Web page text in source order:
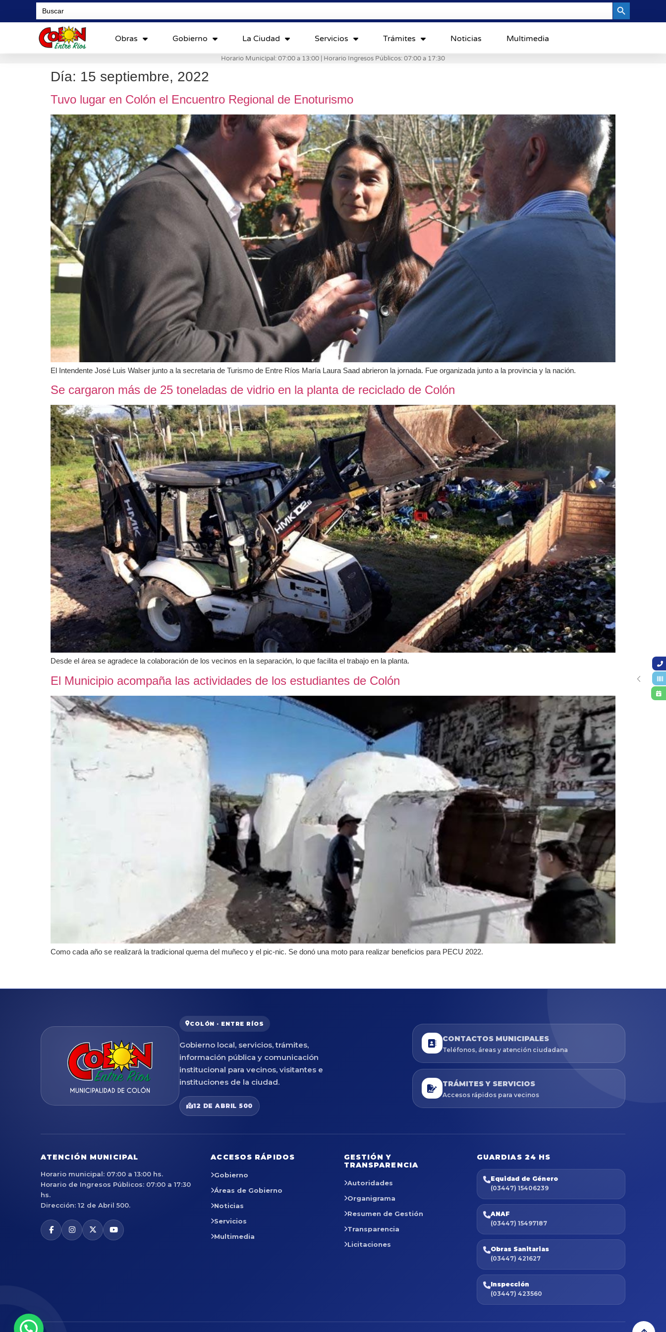
Search
for:
Obras Gobierno La Ciudad Servicios Trámites Noticias Multimedia
Horario Municipal: 07:00 a 13:00 | Horario Ingresos Públicos: 07:00 a 17:30
Día: 15 septiembre, 2022
Tuvo lugar en Colón el Encuentro Regional de Enoturismo
El Intendente José Luis Walser junto a la secretaria de Turismo de Entre Ríos María Laura Saad abrieron la jornada. Fue organizada junto a la provincia y la nación.
Se cargaron más de 25 toneladas de vidrio en la planta de reciclado de Colón
Desde el área se agradece la colaboración de los vecinos en la separación, lo que facilita el trabajo en la planta.
El Municipio acompaña las actividades de los estudiantes de Colón
Como cada año se realizará la tradicional quema del muñeco y el pic-nic. Se donó una moto para realizar beneficios para PECU 2022.
COLÓN · ENTRE RÍOS
Gobierno local, servicios, trámites,
información pública y comunicación
institucional para vecinos, visitantes e
instituciones de la ciudad.
12 DE ABRIL 500
CONTACTOS MUNICIPALES
Teléfonos, áreas y atención ciudadana
TRÁMITES Y SERVICIOS
Accesos rápidos para vecinos
ATENCIÓN MUNICIPAL
Horario municipal: 07:00 a 13:00 hs.
Horario de Ingresos Públicos: 07:00 a 17:30
hs.
Dirección: 12 de Abril 500.
ACCESOS RÁPIDOS
Gobierno
Áreas de Gobierno
Noticias
Servicios
Multimedia
GESTIÓN Y
TRANSPARENCIA
Autoridades
Organigrama
Resumen de Gestión
Transparencia
Licitaciones
GUARDIAS 24 HS
Equidad de Género
(03447) 15406239
ANAF
(03447) 15497187
Obras Sanitarias
(03447) 421627
Inspección
(03447) 423560